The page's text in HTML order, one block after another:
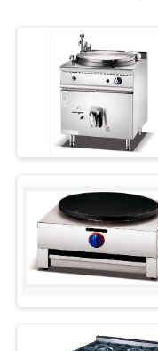
SITEMAP
PRIVACY
POLICY